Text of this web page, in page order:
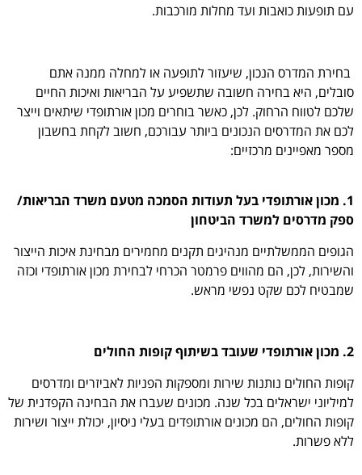
עם תופעות כואבות ועד מחלות מורכבות.
בחירת המדרס הנכון, שיעזור לתופעה או למחלה ממנה אתם
סובלים, היא בחירה חשובה שתשפיע על הבריאות ואיכות החיים
שלכם לטווח הרחוק. לכן, כאשר בוחרים מכון אורתופדי שיתאים וייצר
לכם את המדרסים הנכונים ביותר עבורכם, חשוב לקחת בחשבון
מספר מאפיינים מרכזיים:
1. מכון אורתופדי בעל תעודות הסמכה מטעם משרד הבריאות/
ספק מדרסים למשרד הביטחון
הגופים הממשלתיים מנהיגים תקנים מחמירים מבחינת איכות הייצור
והשירות, לכן, הם מהווים פרמטר הכרחי לבחירת מכון אורתופדי וכזה
שמבטיח לכם שקט נפשי מראש.
2. מכון אורתופדי שעובד בשיתוף קופות החולים
קופות החולים נותנות שירות ומספקות הפניות לאביזרים ומדרסים
למיליוני ישראלים בכל שנה. מכונים שעברו את הבחינה הקפדנית של
קופות החולים, הם מכונים אורתופדים בעלי ניסיון, יכולת ייצור ושירות
ללא פשרות.